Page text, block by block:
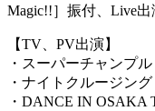
Magic!!］振付、Live出
【TV、PV出演】
・スーパーチャンプ
・ナイトクルージン
・DANCE IN OSAKA